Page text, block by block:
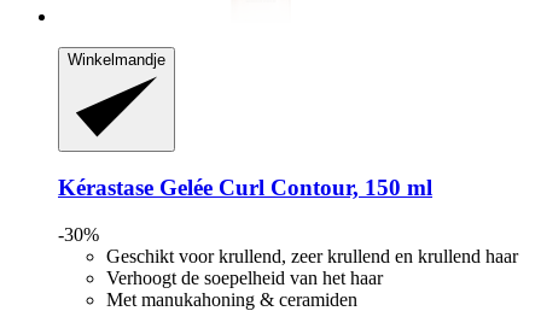
Winkelmandje
Kérastase Gelée Curl Contour, 150 ml
-30%
Geschikt voor krullend, zeer krullend en krullend haar
Verhoogt de soepelheid van het haar
Met manukahoning & ceramiden